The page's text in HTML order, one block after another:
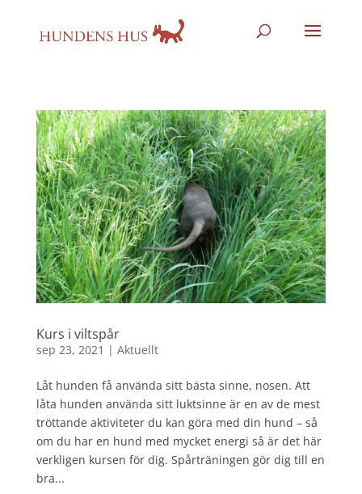
Kurs i viltspår
sep 23, 2021 | Aktuellt
Låt hunden få använda sitt bästa sinne, nosen. Att
låta hunden använda sitt luktsinne är en av de mest
tröttande aktiviteter du kan göra med din hund – så
om du har en hund med mycket energi så är det här
verkligen kursen för dig. Spårträningen gör dig till en
bra...